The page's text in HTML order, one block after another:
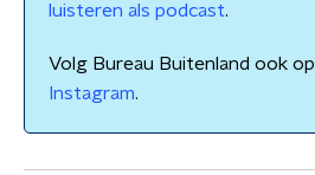
luisteren als podcast.
Volg Bureau Buitenland ook op
Instagram.